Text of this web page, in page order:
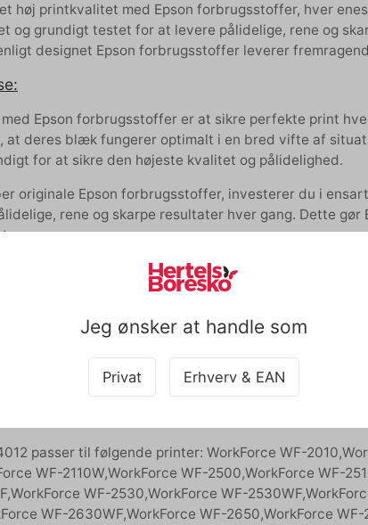
Jeg ønsker at handle som
Privat Erhverv & EAN
høj printkvalitet med Epson forbrugsstoffer, hver
og grundigt testet for at levere pålidelige, rene og
designet Epson forbrugsstoffer leverer
Epson forbrugsstoffer er at sikre perfekte print
at deres blæk fungerer optimalt i en bred vifte af
for at sikre den højeste kvalitet og pålidelighed.
originale Epson forbrugsstoffer, investerer du i
rene og skarpe resultater hver gang. Dette
er designet med henblik på miljøet og
er nøjagtigt afstemt til Epson-printere, så du
i Epson forbrugsstoffer og oplev forskellen.
anbefaler, at du vælger originale
du, at der ikke kommer ekstra slid på din
passer til følgende printer: WorkForce WF-
WF-2110W,WorkForce WF-2500,WorkForce WF-
WF-2530,WorkForce WF-
WF-2630WF,WorkForce WF-2650,WorkForce